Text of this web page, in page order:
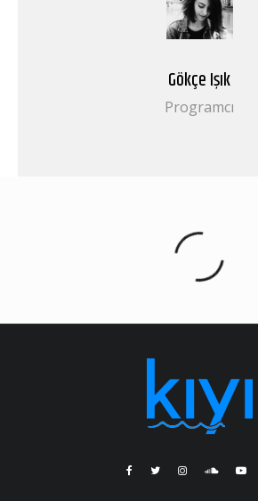
Gökçe Işık
Programcı